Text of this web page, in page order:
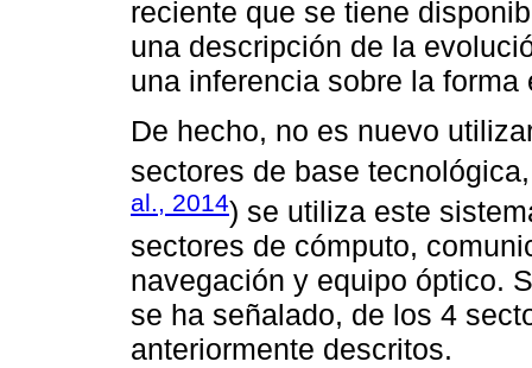
reciente que se tiene
una descripción de la
una inferencia sobre la
De hecho, no es nuevo
sectores de base
al., 2014) se utiliza este
sectores de cómputo,
navegación y equipo óptico.
se ha señalado, de los 4
anteriormente descritos.